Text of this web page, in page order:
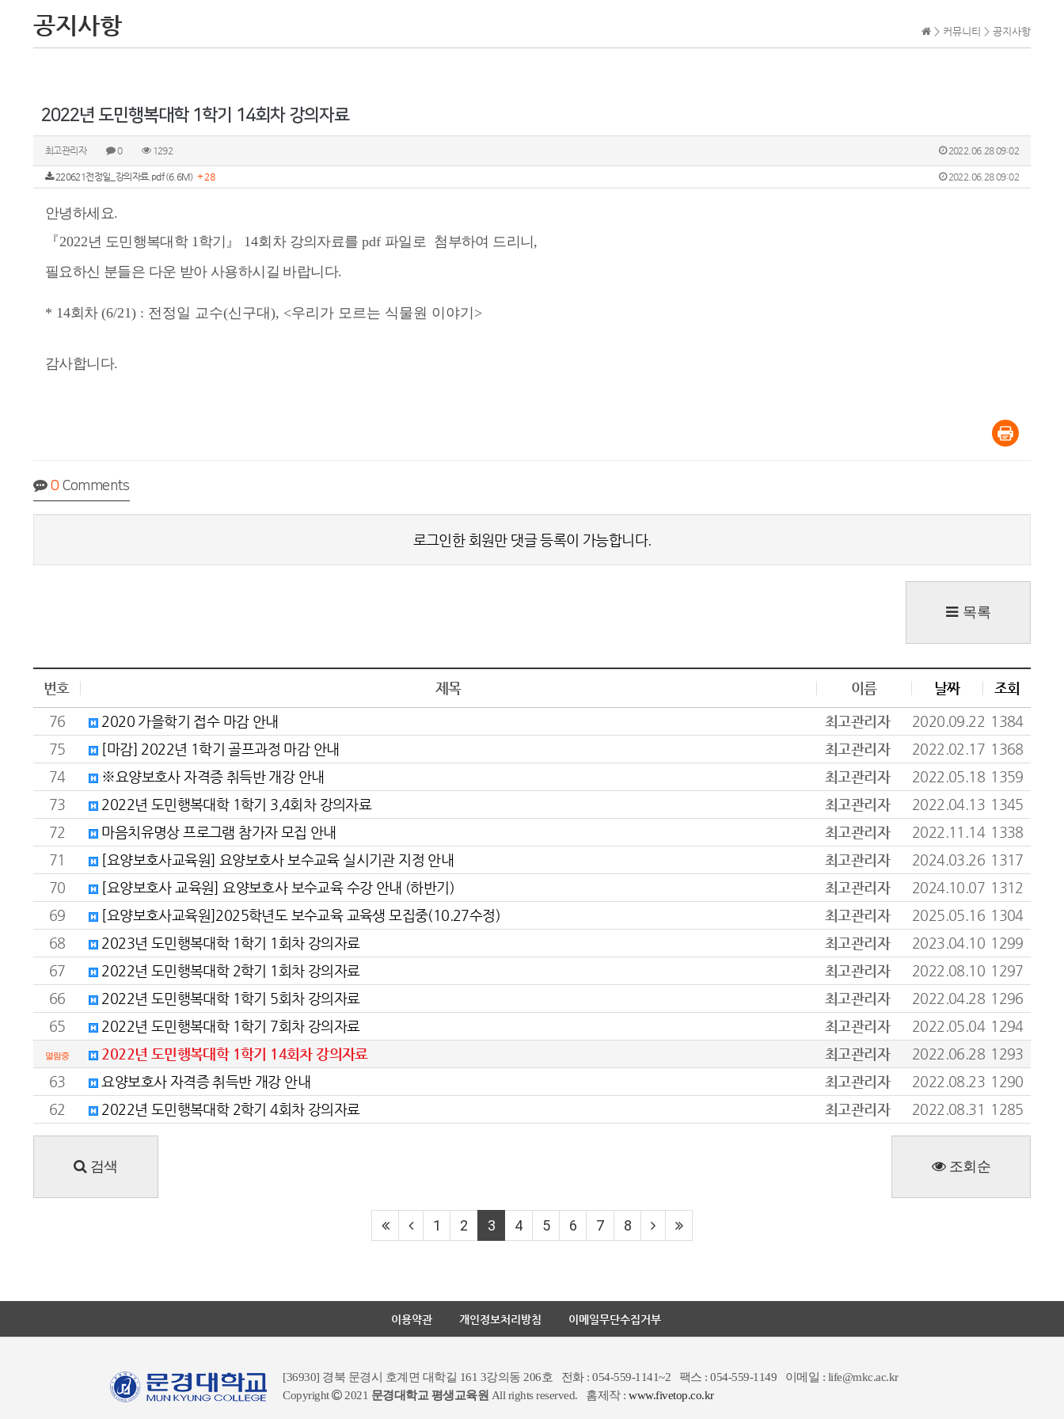
> 커뮤니티 > 공지사항
공지사항
2022년 도민행복대학 1학기 14회차 강의자료
최고관리자 0 1292 2022.06.28 09:02
2022.06.28 09:02
220621전정일_강의자료.pdf (6.6M) + 28
안녕하세요.
『2022년 도민행복대학 1학기 』 14회차 강의자료를pdf 파일로 첨부하여 드리니 ,
필요하신 분들은 다운 받아 사용하시길 바랍니다.
* 14회차(6/21) : 전정일 교수(신구대), <우리가 모르는 식물원 이야기 >
감사합니다.
0 Comments
로그인한 회원만 댓글 등록이 가능합니다.
목록
번호 제목 이름 날짜
조회
76
2020 가을학기 접수 마감 안내 최고관리자 2020.09.22 1384
75
[마감] 2022년 1학기 골프과정 마감 안내 최고관리자 2022.02.17 1368
74
※요양보호사 자격증 취득반 개강 안내 최고관리자 2022.05.18 1359
73
2022년 도민행복대학 1학기 3,4회차 강의자료 최고관리자 2022.04.13 1345
72
마음치유명상 프로그램 참가자 모집 안내 최고관리자 2022.11.14 1338
71
[요양보호사교육원] 요양보호사 보수교육 실시기관 지정 안내 최고관리자 2024.03.26 1317
70
[요양보호사 교육원] 요양보호사 보수교육 수강 안내 (하반기) 최고관리자 2024.10.07 1312
69
[요양보호사교육원]2025학년도 보수교육 교육생 모집중(10.27수정) 최고관리자 2025.05.16 1304
68
2023년 도민행복대학 1학기 1회차 강의자료 최고관리자 2023.04.10 1299
67
2022년 도민행복대학 2학기 1회차 강의자료 최고관리자 2022.08.10 1297
66
2022년 도민행복대학 1학기 5회차 강의자료 최고관리자 2022.04.28 1296
65
2022년 도민행복대학 1학기 7회차 강의자료 최고관리자 2022.05.04 1294
열람중 2022년 도민행복대학 1학기 14회차 강의자료 최고관리자 2022.06.28 1293
63
요양보호사 자격증 취득반 개강 안내 최고관리자 2022.08.23 1290
62
2022년 도민행복대학 2학기 4회차 강의자료 최고관리자 2022.08.31 1285
조회순
검색
1 2 3 4 5 6 7 8
이용약관 개인정보처리방침 이메일무단수집거부
[36930] 경북 문경시 호계면 대학길 161 3강의동 206호 전화 : 054-559-1141~2 팩스 : 054-559-1149
이메일 : life@mkc.ac.kr
Copyright
2021 문경대학교 평생교육원 All rights reserved. 홈제작 : www.fivetop.co.kr